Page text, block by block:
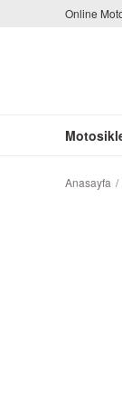
Online
Anasayfa